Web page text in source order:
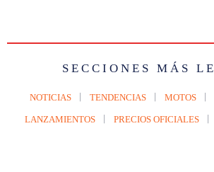
SECCIONES MÁS
NOTICIAS TENDENCIAS MOTOS
LANZAMIENTOS PRECIOS OFICIALES